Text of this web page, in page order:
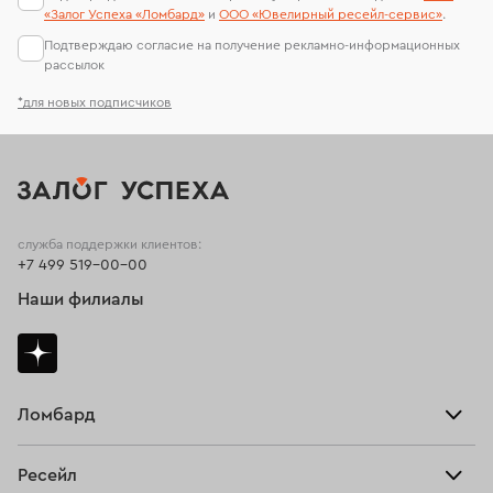
*для новых подписчиков
«Залог Успеха «Ломбард» и ООО «Ювелирный ресейл-сервиc».
Подтверждаю согласие на получение рекламно-информационных
рассылок
Ломбард
Ресейл
служба поддержки клиентов:
+7 499 519-00-00
Наши филиалы